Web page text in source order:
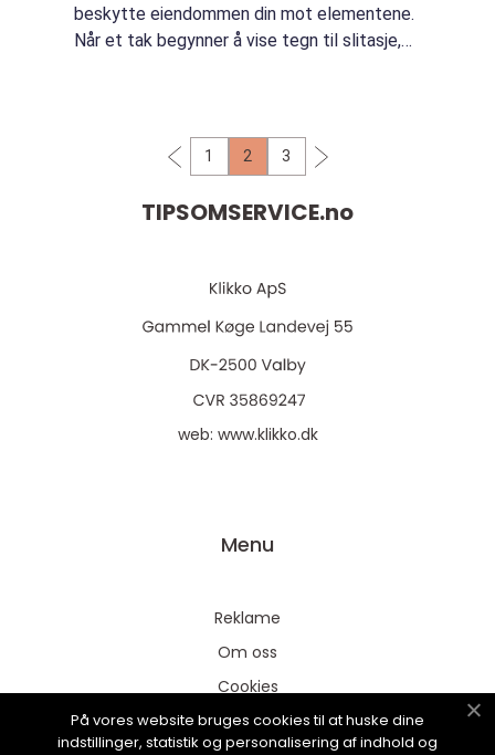
beskytte eiendommen din mot elementene.
Når et tak begynner å vise tegn til slitasje,
1 2 3
TIPSOMSERVICE.no
web: www.klikko.dk
Menu
Reklame
Om oss
Cookies
Kontakt Oss
På vores website bruges cookies til at huske dine
indstillinger, statistik og personalisering af indhold og